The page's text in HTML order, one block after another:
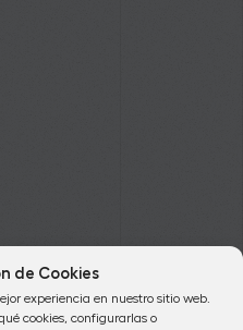
de Cookies
experiencia en nuestro sitio web.
cookies, configurarlas o